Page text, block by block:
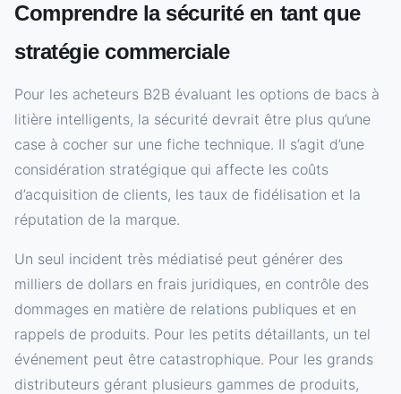
Comprendre la sécurité en tant que
stratégie commerciale
Pour les acheteurs B2B évaluant les options de bacs à
litière intelligents, la sécurité devrait être plus qu’une
case à cocher sur une fiche technique. Il s’agit d’une
considération stratégique qui affecte les coûts
d’acquisition de clients, les taux de fidélisation et la
réputation de la marque.
Un seul incident très médiatisé peut générer des
milliers de dollars en frais juridiques, en contrôle des
dommages en matière de relations publiques et en
rappels de produits. Pour les petits détaillants, un tel
événement peut être catastrophique. Pour les grands
distributeurs gérant plusieurs gammes de produits,